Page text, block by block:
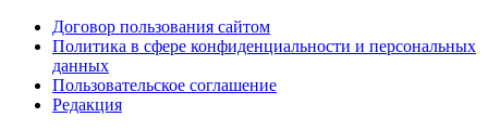
Договор пользования сайтом
Политика в сфере конфиденциальности и персональных
данных
Пользовательское соглашение
Редакция